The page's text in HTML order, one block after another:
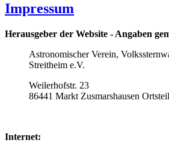
Impressum
Herausgeber der Website - Angaben
Astronomischer Verein,
Streitheim e.V.
Weilerhofstr. 23
86441 Markt Zusmarshausen
Internet: